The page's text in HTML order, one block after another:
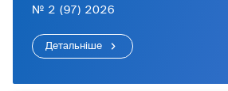
№ 2 (97) 2026
Детальніше